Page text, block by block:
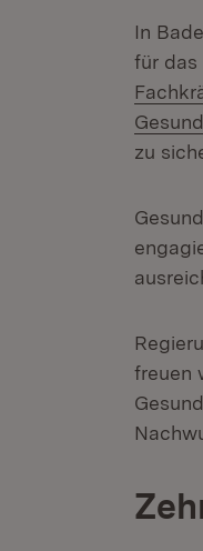
In
für das
zu
freuen